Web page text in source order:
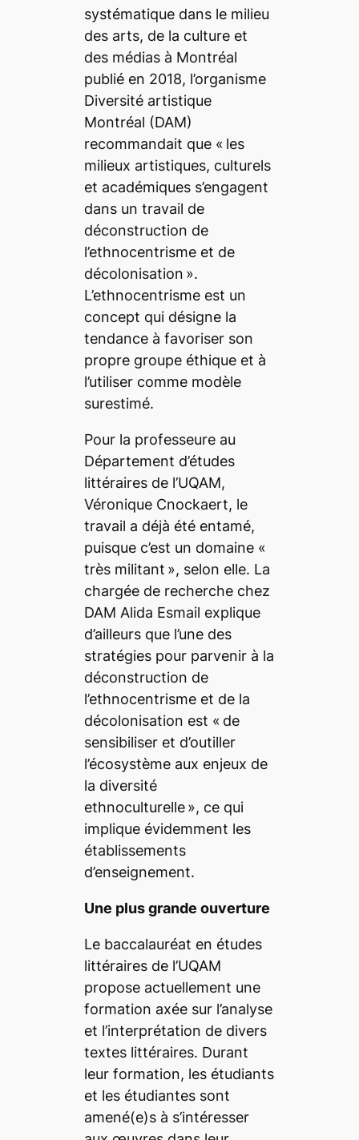
systématique dans le milieu
des arts, de la culture et
des médias à Montréal
publié en 2018, l’organisme
Diversité artistique
Montréal (DAM)
recommandait que « les
milieux artistiques, culturels
et académiques s’engagent
dans un travail de
déconstruction de
l’ethnocentrisme et de
décolonisation ».
L’ethnocentrisme est un
concept qui désigne la
tendance à favoriser son
propre groupe éthique et à
l’utiliser comme modèle
surestimé.
Pour la professeure au
Département d’études
littéraires de l’UQAM,
Véronique Cnockaert, le
travail a déjà été entamé,
puisque c’est un domaine «
très militant », selon elle. La
chargée de recherche chez
DAM Alida Esmail explique
d’ailleurs que l’une des
stratégies pour parvenir à la
déconstruction de
l’ethnocentrisme et de la
décolonisation est « de
sensibiliser et d’outiller
l’écosystème aux enjeux de
la diversité
ethnoculturelle», ce qui
implique évidemment les
établissements
d’enseignement.
Une plus grande ouverture
Le baccalauréat en études
littéraires de l’UQAM
propose actuellement une
formation axée sur l’analyse
et l’interprétation de divers
textes littéraires. Durant
leur formation, les étudiants
et les étudiantes sont
amené(e)s à s’intéresser